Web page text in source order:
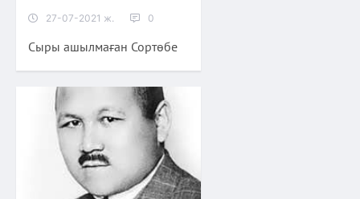
27-07-2021 ж. 0
Сыры ашылмаған Сортөбе